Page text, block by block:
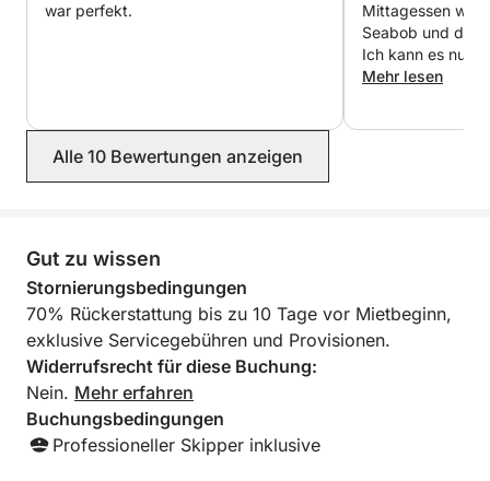
war perfekt.
Mittagessen war
Seabob und das
Ich kann es nur
Mehr lesen
Alle 10 Bewertungen anzeigen
Gut zu wissen
Stornierungsbedingungen
70% Rückerstattung bis zu 10 Tage vor Mietbeginn,
exklusive Servicegebühren und Provisionen.
Widerrufsrecht für diese Buchung:
Nein. Mehr erfahren
Buchungsbedingungen
Professioneller Skipper inklusive